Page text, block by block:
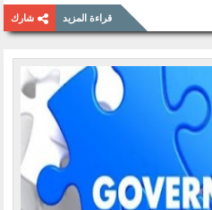
قراءة المزيد شارك